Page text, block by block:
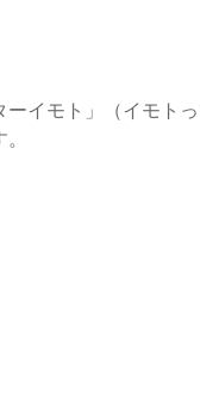
ーイモト」（イモト